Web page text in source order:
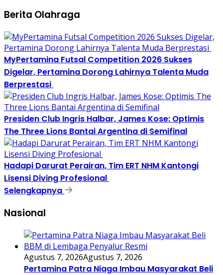
Berita Olahraga
MyPertamina Futsal Competition 2026 Sukses
Digelar, Pertamina Dorong Lahirnya Talenta Muda
Berprestasi
Presiden Club Ingris Halbar, James Kose: Optimis
The Three Lions Bantai Argentina di Semifinal
Hadapi Darurat Perairan, Tim ERT NHM Kantongi
Lisensi Diving Profesional
Selengkapnya
Nasional
Agustus 7, 2026Agustus 7, 2026
Pertamina Patra Niaga Imbau Masyarakat Beli